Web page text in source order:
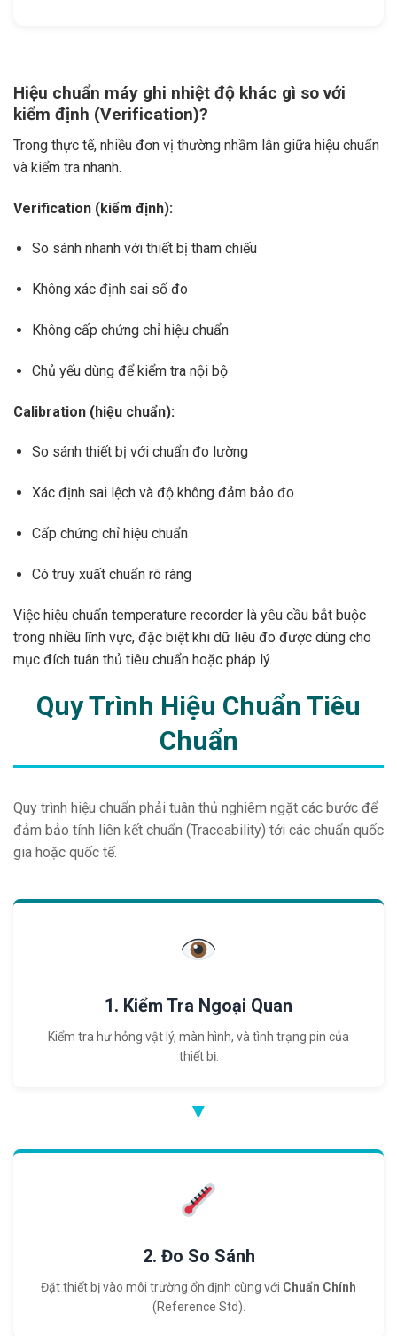
Hiệu chuẩn máy ghi nhiệt độ khác gì so với
kiểm định (Verification)?
Trong thực tế, nhiều đơn vị thường nhầm lẫn giữa hiệu chuẩn
và kiểm tra nhanh.
Verification (kiểm định):
So sánh nhanh với thiết bị tham chiếu
Không xác định sai số đo
Không cấp chứng chỉ hiệu chuẩn
Chủ yếu dùng để kiểm tra nội bộ
Calibration (hiệu chuẩn):
So sánh thiết bị với chuẩn đo lường
Xác định sai lệch và độ không đảm bảo đo
Cấp chứng chỉ hiệu chuẩn
Có truy xuất chuẩn rõ ràng
Việc hiệu chuẩn temperature recorder là yêu cầu bắt buộc
trong nhiều lĩnh vực, đặc biệt khi dữ liệu đo được dùng cho
mục đích tuân thủ tiêu chuẩn hoặc pháp lý.
Quy Trình Hiệu Chuẩn Tiêu
Chuẩn
Quy trình hiệu chuẩn phải tuân thủ nghiêm ngặt các bước để
đảm bảo tính liên kết chuẩn (Traceability) tới các chuẩn quốc
gia hoặc quốc tế.
1. Kiểm Tra Ngoại Quan
Kiểm tra hư hỏng vật lý, màn hình, và tình trạng pin của
thiết bị.
▼
2. Đo So Sánh
Đặt thiết bị vào môi trường ổn định cùng với Chuẩn Chính
(Reference Std).